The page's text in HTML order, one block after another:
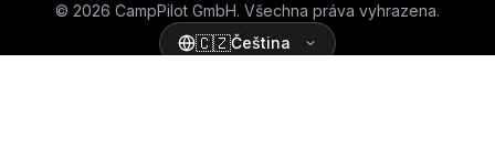
© 2026 CampPilot GmbH. Všechna práva vyhrazena.
🇨🇿Čeština